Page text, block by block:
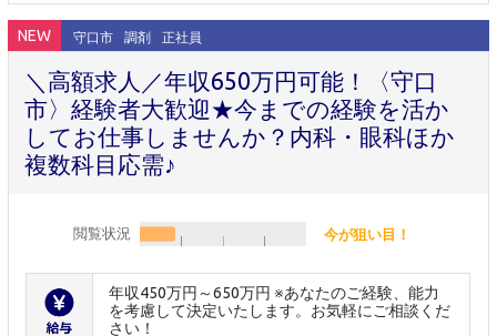
NEW 守口市 調剤 正社員
＼高額求人／年収650万円可能！〈守口
市〉経験者大歓迎★今までの経験を活か
してお仕事しませんか？内科・眼科ほか
複数科目応需♪
閲覧状況 今が狙い目！
年収450万円～650万円 ※あなたのご経験、能力
を考慮して決定いたします。お気軽にご相談くだ
さい！